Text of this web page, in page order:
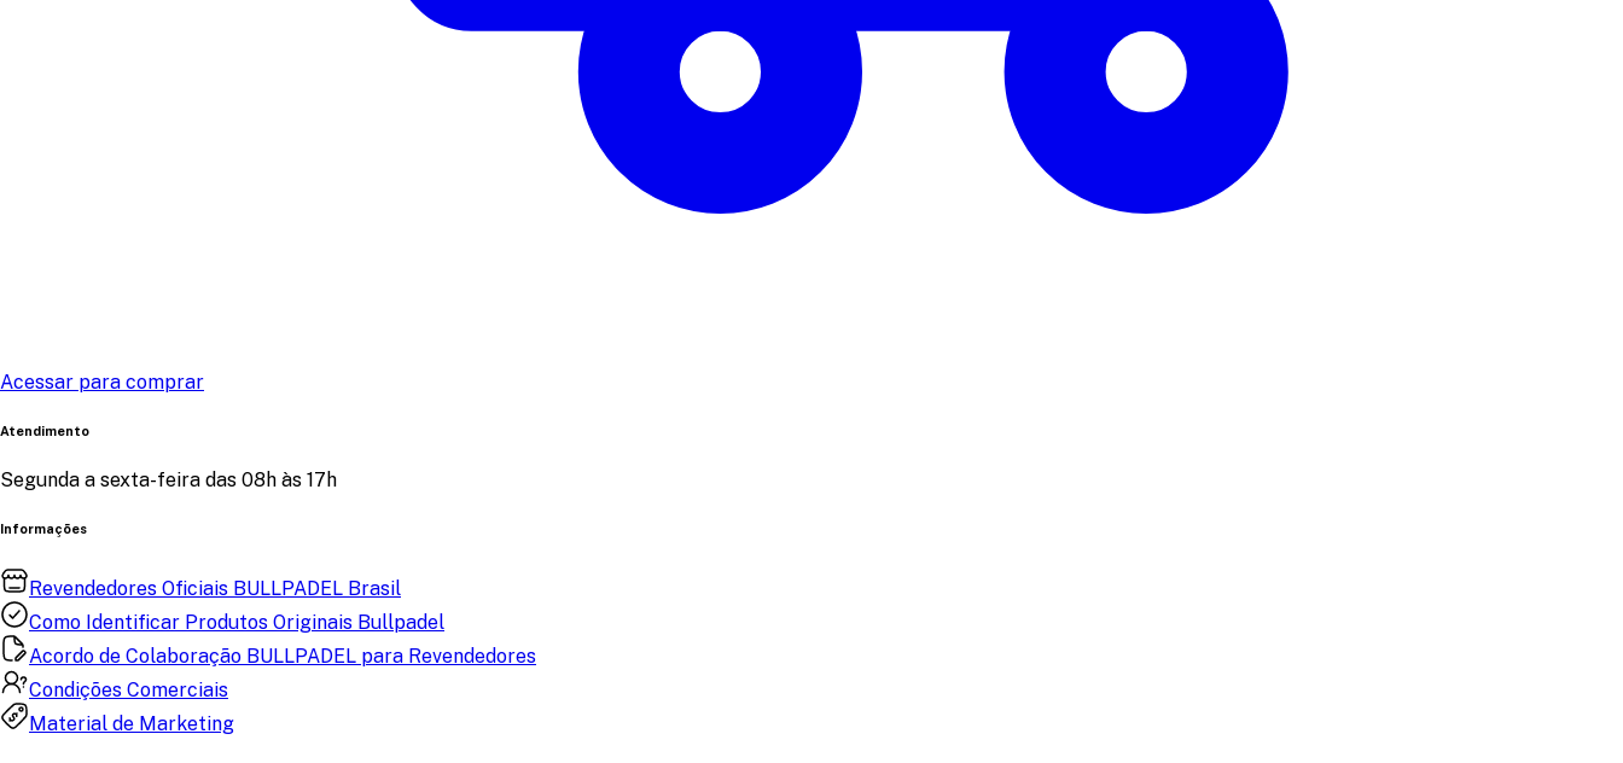
Acessar para comprar
Atendimento
Segunda a sexta-feira das 08h às 17h
Informações
Revendedores Oficiais BULLPADEL Brasil
Como Identificar Produtos Originais Bullpadel
Acordo de Colaboração BULLPADEL para Revendedores
Condições Comerciais
Material de Marketing